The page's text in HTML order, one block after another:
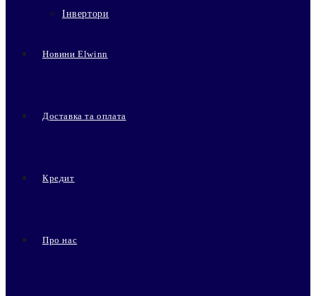
Інвертори
Новини Elwinn
Доставка та оплата
Кредит
Про нас